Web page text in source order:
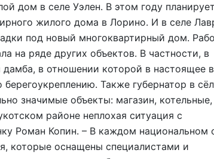
дом в селе Уэлен. В этом году
жилого дома в Лорино. И в селе
под новый многоквартирный дом.
на ряде других объектов. В частности, в
в отношении которой в настоящее
Также губернатор в
значимые объекты: магазин, котельные,
районе неплохая ситуация с
Роман Копин. – В каждом национальном
которые оснащены специалистами и